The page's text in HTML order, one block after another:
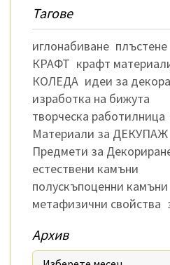
Тагове
иглонабиване плъстене
КРАФТ крафт
КОЛЕДА идеи за
изработка на бижута
творческа работилница
Материали за ДЕКУПАЖ
Предмети за
естествени камъни
полускъпоценни камъни
метафизични свойства
Архив